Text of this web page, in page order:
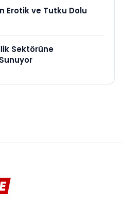
Erotik ve Tutku Dolu
Sektörüne